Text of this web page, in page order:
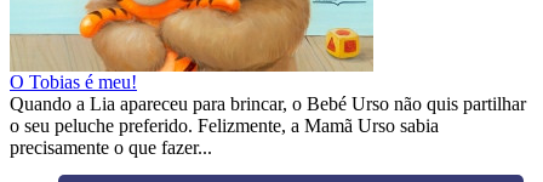
O Tobias é meu!
Quando a Lia apareceu para brincar, o Bebé Urso não quis partilhar
o seu peluche preferido. Felizmente, a Mamã Urso sabia
precisamente o que fazer...